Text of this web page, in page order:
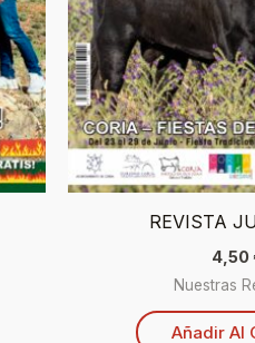
REVISTA
4,50
Nuestras
Añadir Al